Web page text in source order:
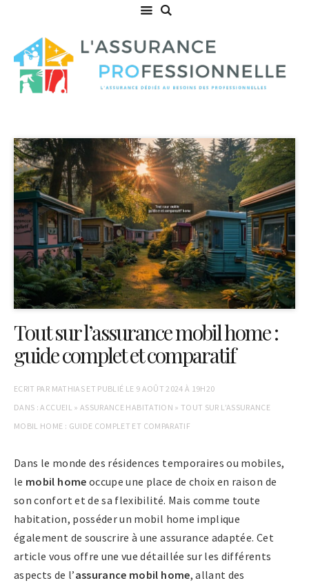
Tout sur l’assurance mobil home :
guide complet et comparatif
ECRIT PAR MATHIASET PUBLIÉ LE 9 AOÛT 2024 À 19H20
DANS :ACCUEIL » ASSURANCE HABITATION »TOUT SUR L’ASSURANCE
MOBIL HOME : GUIDE COMPLET ET COMPARATIF
Dans le monde des résidences temporaires ou mobiles,
le mobil home occupe une place de choix en raison de
son confort et de sa flexibilité. Mais comme toute
habitation, posséder un mobil home implique
également de souscrire à une assurance adaptée. Cet
article vous offre une vue détaillée sur les différents
aspects de l’assurance mobil home, allant des